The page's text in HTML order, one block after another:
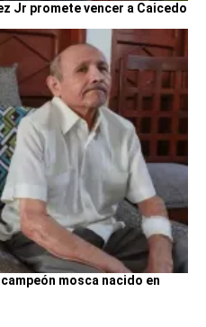
Jr promete vencer a Caicedo
mosca nacido en